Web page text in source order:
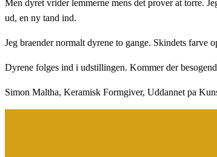
Men dyret vrider lemmerne mens det prover at torre.
ud, en ny tand ind.
Jeg braender normalt dyrene to gange. Skindets farve
Dyrene folges ind i udstillingen. Kommer der
Simon Maltha, Keramisk Formgiver, Uddannet pa